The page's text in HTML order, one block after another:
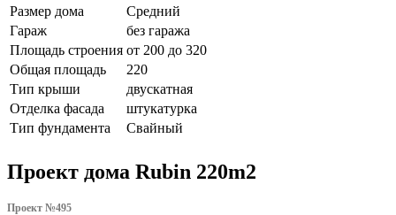
Размер дома
Средний
Гараж
без гаража
Площадь строения от 200 до 320
Общая площадь
220
Тип крыши
двускатная
Отделка фасада
штукатурка
Тип фундамента
Свайный
Проект дома Rubin 220m2
Проект №495